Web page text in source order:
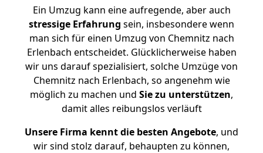
Ein Umzug kann eine aufregende, aber auch
stressige Erfahrung sein, insbesondere wenn
man sich für einen Umzug von Chemnitz nach
Erlenbach entscheidet. Glücklicherweise haben
wir uns darauf spezialisiert, solche Umzüge von
Chemnitz nach Erlenbach, so angenehm wie
möglich zu machen und Sie zu unterstützen,
damit alles reibungslos verläuft
Unsere Firma kennt die besten Angebote, und
wir sind stolz darauf, behaupten zu können,